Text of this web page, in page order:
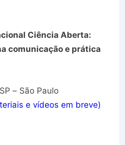
Ciência Aberta:
comunicação e prática
– São Paulo
e vídeos em breve)